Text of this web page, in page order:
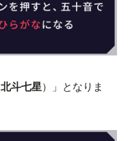
北斗七星）」となりま